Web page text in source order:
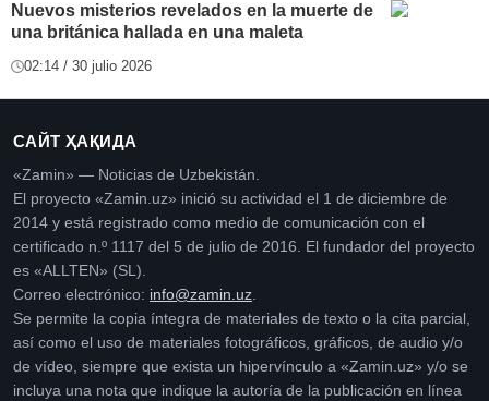
Nuevos misterios revelados en la muerte de
una británica hallada en una maleta
02:14 / 30 julio 2026
САЙТ ҲАҚИДА
«Zamin» — Noticias de Uzbekistán.
El proyecto «Zamin.uz» inició su actividad el 1 de diciembre de
2014 y está registrado como medio de comunicación con el
certificado n.º 1117 del 5 de julio de 2016. El fundador del proyecto
es «ALLTEN» (SL).
Correo electrónico: info@zamin.uz.
Se permite la copia íntegra de materiales de texto o la cita parcial,
así como el uso de materiales fotográficos, gráficos, de audio y/o
de vídeo, siempre que exista un hipervínculo a «Zamin.uz» y/o se
incluya una nota que indique la autoría de la publicación en línea